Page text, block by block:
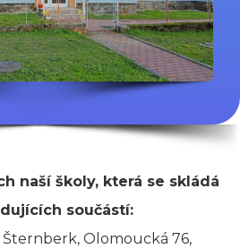
naší školy, která se skládá
součástí:
Šternberk, Olomoucká 76,